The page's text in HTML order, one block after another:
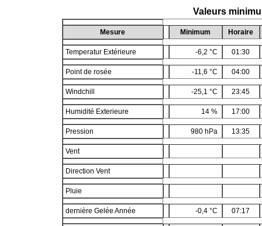
Valeurs
Mesure Minimum Horaire
Temperatur Extérieure -6,2 °C 01:30
Point de rosée -11,6 °C 04:00
Windchill -25,1 °C 23:45
Humidité Exterieure 14 % 17:00
Pression 980 hPa 13:35
Vent
Direction Vent
Pluie
dernière Gelée Année -0,4 °C 07:17